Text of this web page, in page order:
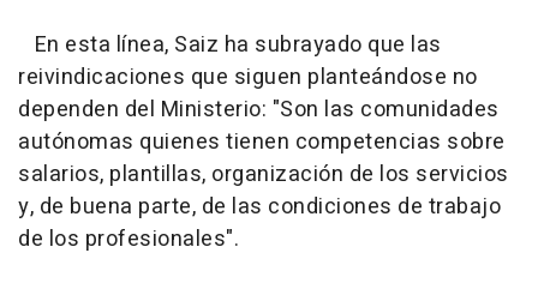
En esta línea, Saiz ha subrayado que las
reivindicaciones que siguen planteándose no
dependen del Ministerio: "Son las comunidades
autónomas quienes tienen competencias sobre
salarios, plantillas, organización de los servicios
y, de buena parte, de las condiciones de trabajo
de los profesionales".